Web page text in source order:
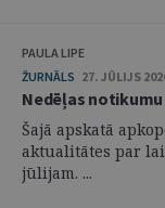
PAULA LIPE
ŽURNĀLS 27. JŪLIJS
Nedēļas notikumu
Šajā apskatā
aktualitātes par
jūlijam. ...